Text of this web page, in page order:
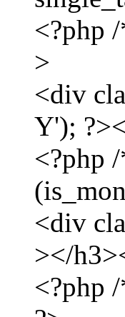
<?php
>
<div
Y');
<?php
<div
></
<?php